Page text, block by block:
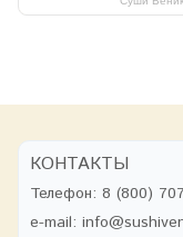
КОНТАКТЫ
Телефон: 8 (800)
e-mail: